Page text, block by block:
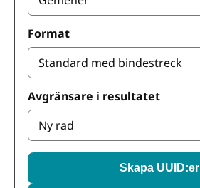
Format
Avgränsare i resultatet
Skapa UUID:er